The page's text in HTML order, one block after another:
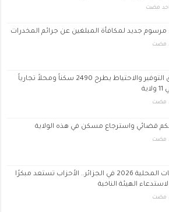
مضت
مرسوم جديد لمكافأة المبلغين عن جرائم المخدرات
مضت
صندوق التوفير والاحتياط يطرح 2490 سكناً ومحلاً تجارياً
مضت
قضائي واسترجاع مسكن في هذه الولاية
مضت
الانتخابات المحلية 2026 في الجزائر.. الأحزاب تستعد مبكرًا
الهيئة الناخبة
مضت